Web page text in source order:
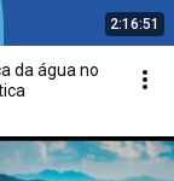
2:16:51
da água no